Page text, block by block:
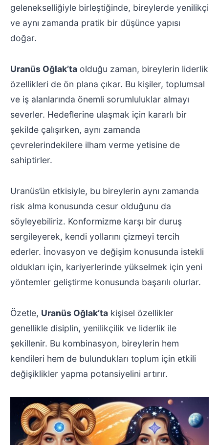
gelenekselliğiyle birleştiğinde, bireylerde yenilikçi
ve aynı zamanda pratik bir düşünce yapısı
doğar.
Uranüs Oğlak’taolduğu zaman, bireylerin liderlik
özellikleri de ön plana çıkar. Bu kişiler, toplumsal
ve iş alanlarında önemli sorumluluklar almayı
severler. Hedeflerine ulaşmak için kararlı bir
şekilde çalışırken, aynı zamanda
çevrelerindekilere ilham verme yetisine de
sahiptirler.
Uranüs’ün etkisiyle, bu bireylerin aynı zamanda
risk alma konusunda cesur olduğunu da
söyleyebiliriz. Konformizme karşı bir duruş
sergileyerek, kendi yollarını çizmeyi tercih
ederler. İnovasyon ve değişim konusunda istekli
oldukları için, kariyerlerinde yükselmek için yeni
yöntemler geliştirme konusunda başarılı olurlar.
Özetle, Uranüs Oğlak’takişisel özellikler
genellikle disiplin, yenilikçilik ve liderlik ile
şekillenir. Bu kombinasyon, bireylerin hem
kendileri hem de bulundukları toplum için etkili
değişiklikler yapma potansiyelini artırır.